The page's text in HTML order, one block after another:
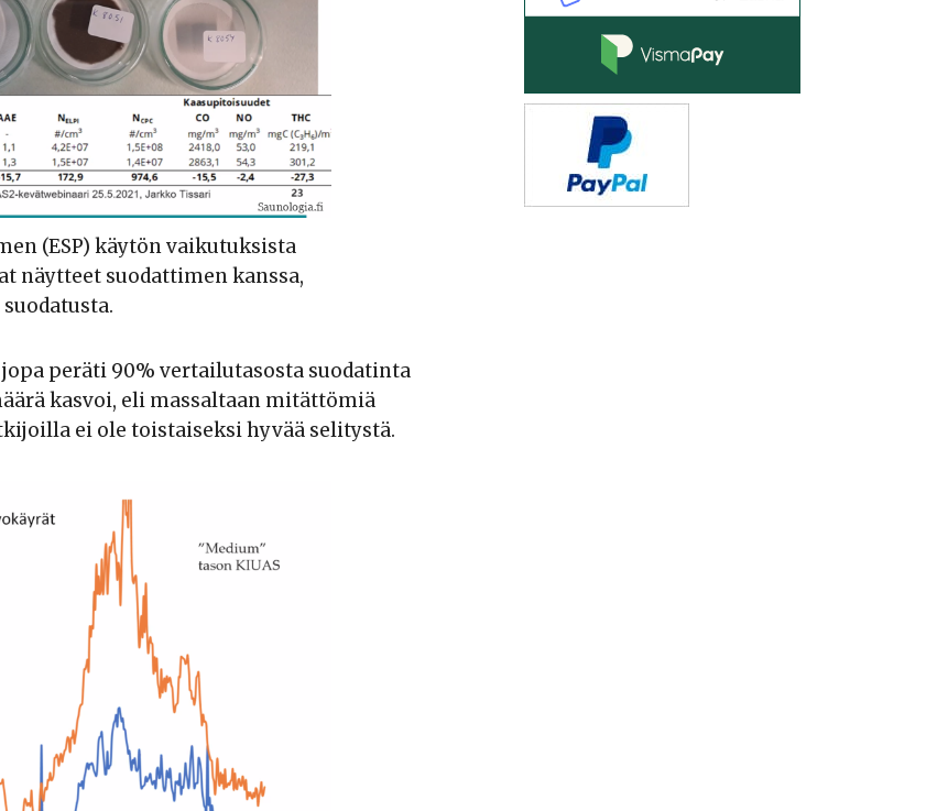
(ESP) käytön vaikutuksista
näytteet suodattimen kanssa,
peräti 90% vertailutasosta suodatinta
kasvoi, eli massaltaan mitättömiä
ei ole toistaiseksi hyvää selitystä.